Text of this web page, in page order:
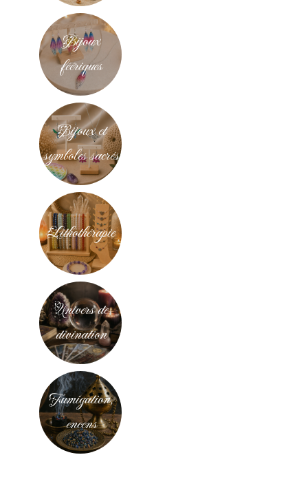
Bijoux
féériques
Bijoux et
symboles sacrés
Lithothérapie
Univers de
divination
Fumigation,
encens